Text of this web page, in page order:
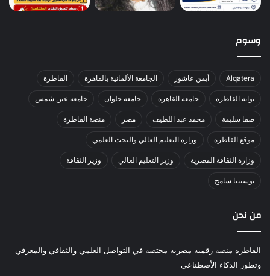
وسوم
Alqatera أيمن عاشور الجامعة الألمانية بالقاهرة القاطرة
بوابة القاطرة جامعة القاهرة جامعة حلوان جامعة عين شمس
صفا سليمة محمد عبد اللطيف مصر منصة القاطرة
موقع القاطرة وزارة التعليم العالي والبحث العلمي
وزارة الثقافة المصرية وزير التعليم العالي وزير الثقافة
يوستينا سامح
من نحن
القاطرة منصة رقمية مصرية مختصة في التواصل العلمي والثقافي والمعرفي
وتطور الذكاء الأصطناعي